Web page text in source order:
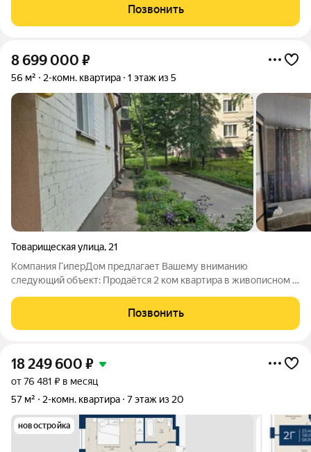
бизнес-класса собраны в одном месте. На территории ЖК
расположены торговые галереи,
Позвонить
8 699 000 ₽
56 м² 2-комн. квартира 1 этаж из 5
Товарищеская улица, 21
Компания ГиперДом предлагает Вашему вниманию
следующий объект: Продаётся 2 ком квартира в живописном и
ул.Товарищеская 21 . Рассположенная в самом центре города ,
идеальное сочетание комфорта и
Позвонить
18 249 600 ₽
от 76 481 ₽ в месяц
57 м²
2-комн. квартира 7 этаж из 20
новостройка